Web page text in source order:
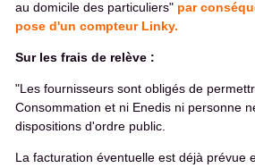
au domicile des particuliers" par
pose d'un compteur Linky.
Sur les frais de relève :
"Les fournisseurs sont obligés de
Consommation et ni Enedis ni personne
dispositions d'ordre public.
La facturation éventuelle est déjà prévue